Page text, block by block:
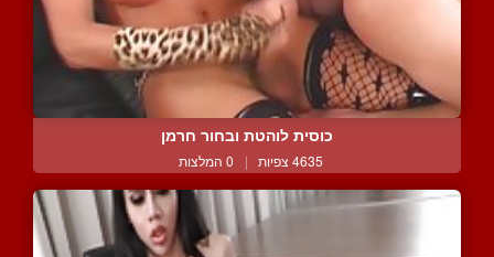
כוסית לוהטת ובחור חרמן
4635 צפיות | 0 המלצות